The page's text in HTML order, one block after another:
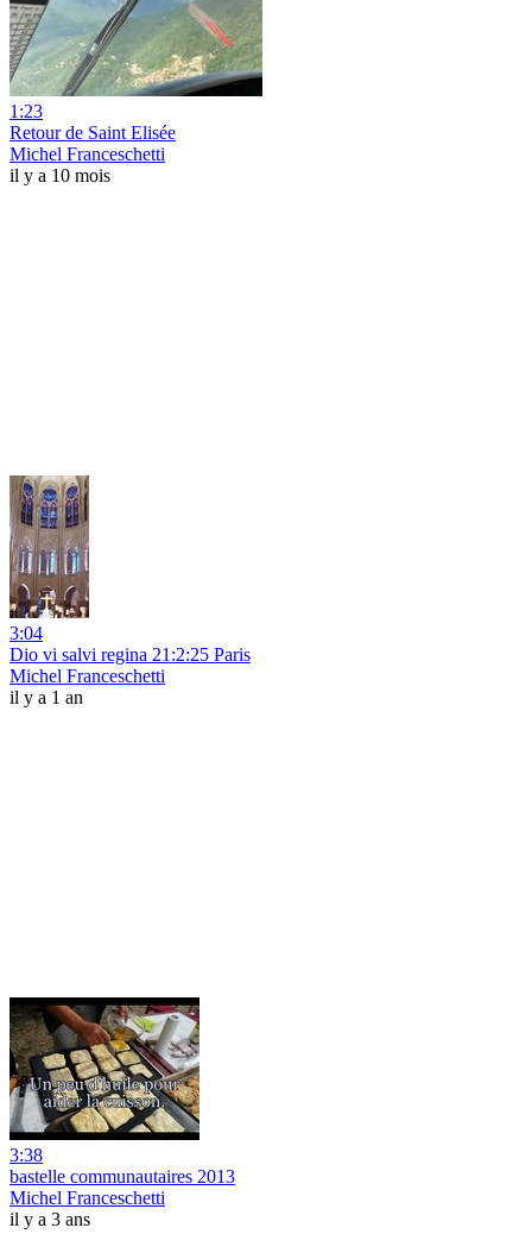
1:23
Retour de Saint Elisée
Michel Franceschetti
il y a 10 mois
3:04
Dio vi salvi regina 21:2:25 Paris
Michel Franceschetti
il y a 1 an
3:38
bastelle communautaires 2013
Michel Franceschetti
il y a 3 ans